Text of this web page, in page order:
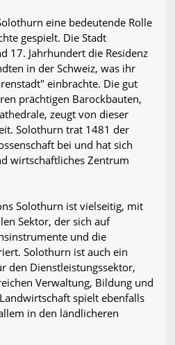
eine bedeutende Rolle
gespielt. Die Stadt
17. Jahrhundert die Residenz
in der Schweiz, was ihr
einbrachte. Die gut
prächtigen Barockbauten,
zeugt von dieser
Solothurn trat 1481 der
bei und hat sich
wirtschaftliches Zentrum
Solothurn ist vielseitig, mit
Sektor, der sich auf
und die
Solothurn ist auch ein
den Dienstleistungssektor,
Verwaltung, Bildung und
spielt ebenfalls
in den ländlicheren